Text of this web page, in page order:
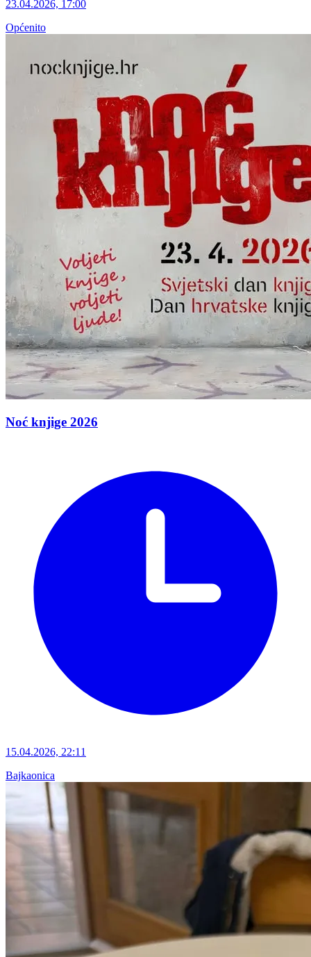
23.04.2026, 17:00
Općenito
Noć knjige 2026
15.04.2026, 22:11
Bajkaonica